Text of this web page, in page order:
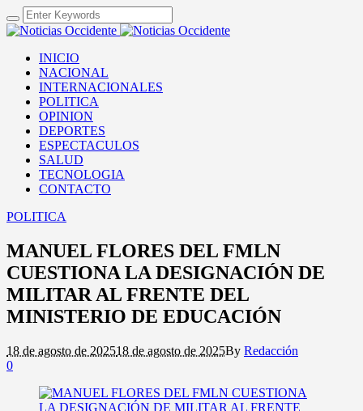
INICIO
NACIONAL
INTERNACIONALES
POLITICA
OPINION
DEPORTES
ESPECTACULOS
SALUD
TECNOLOGIA
CONTACTO
POLITICA
MANUEL FLORES DEL FMLN
CUESTIONA LA DESIGNACIÓN DE
MILITAR AL FRENTE DEL
MINISTERIO DE EDUCACIÓN
18 de agosto de 202518 de agosto de 2025By Redacción
0